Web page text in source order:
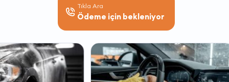
Tıkla Ara
Ödeme için bekleniyor